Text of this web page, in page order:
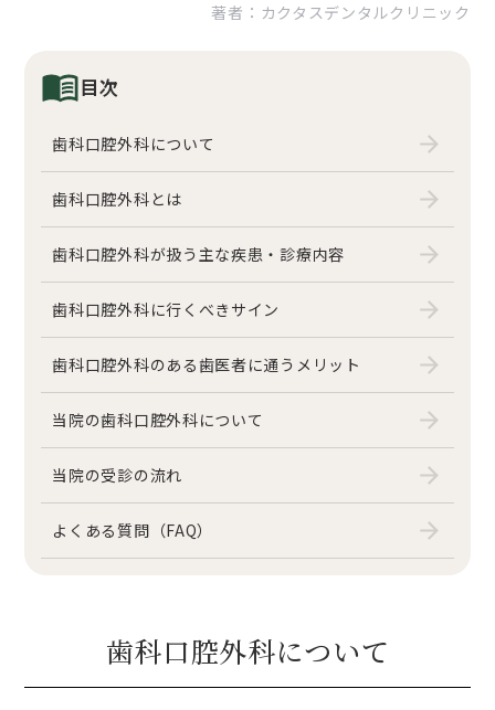
ホワイトニング
CONTACT
ご予約お問い合わせ
042-316-3977
24時間受付WEB予約
診療時間 月 火 水 木 金
9:30-13:00
14:30-18:30
診療時間午前9:30-13:00/午後14:30-18:30
休診日日曜祝日
JR武蔵小金井駅から徒歩2分
著者：カクタスデンタルクリニック
目次
歯科口腔外科について
歯科口腔外科とは
歯科口腔外科が扱う主な疾患・診療内容
歯科口腔外科に行くべきサイン
歯科口腔外科のある歯医者に通うメリット
当院の歯科口腔外科について
当院の受診の流れ
よくある質問（FAQ）
歯科口腔外科について